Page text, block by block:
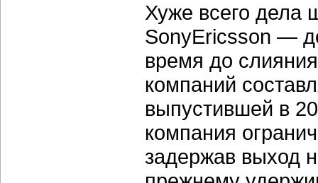
Хуже всего дела
SonyEricsson —
время до
компаний
выпустившей в
компания
задержав выход